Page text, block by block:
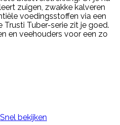
zuigen, zwakke kalveren
voedingsstoffen via een
Tuber-serie zit je goed.
en veehouders voor een zo
Snel bekijken